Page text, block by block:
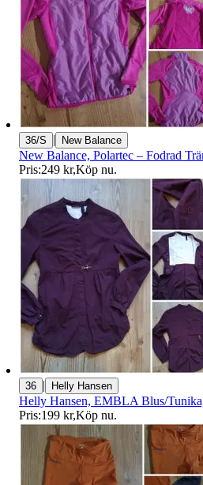
36/S | New Balance
New Balance, Polartec – Fodrad
Pris:249 kr,Köp nu.
36 | Helly Hansen
Helly Hansen, EMBLA Blus/
Pris:199 kr,Köp nu.